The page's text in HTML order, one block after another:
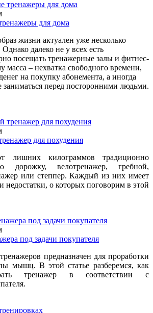
для дома
жизни актуален уже несколько
далеко не у всех есть
посещать тренажерные залы и фитнес-
– нехватка свободного времени,
на покупку абонемента, а иногда
заниматься перед посторонними людьми.
для похудения
лишних килограммов традиционно
дорожку, велотренажер, гребной,
или степпер. Каждый из них имеет
недостатки, о которых поговорим в этой
под задачи покупателя
предназначен для проработки
мышц. В этой статье разберемся, как
тренажер в соответствии с